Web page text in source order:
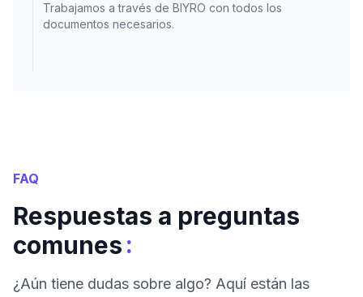
Trabajamos a través de BIYRO con todos los
documentos necesarios.
FAQ
Respuestas a preguntas
comunes:
¿Aún tiene dudas sobre algo? Aquí están las